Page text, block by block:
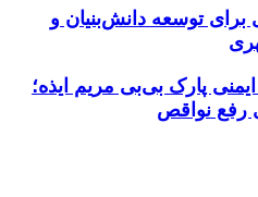
توسعه دانش‌بنیان و
پارک بی‌بی مریم ایذه؛
رفع نواقص